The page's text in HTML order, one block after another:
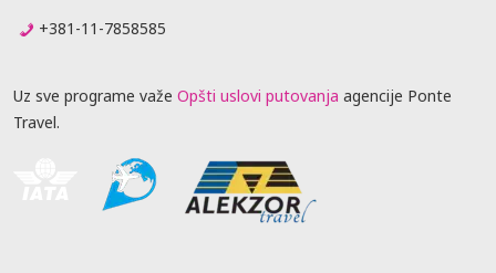
+381-11-7858585
Uz sve programe važe Opšti uslovi putovanja agencije Ponte
Travel.